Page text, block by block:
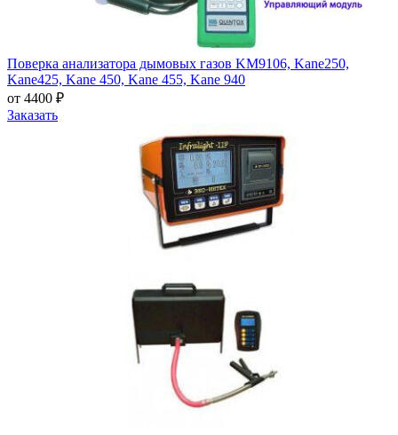
Поверка анализатора дымовых газов KM9106, Kane250,
Kane425, Kane 450, Kane 455, Kane 940
от 4400 ₽
Заказать